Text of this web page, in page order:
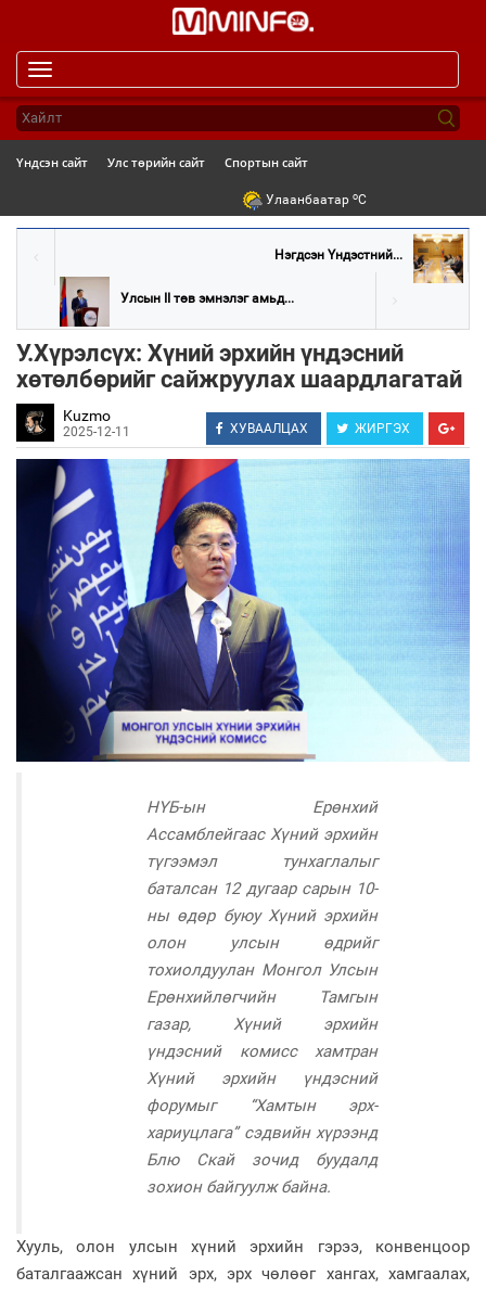
navigation
Үндсэн сайт Улс төрийн сайт Спортын сайт
Улаанбаатар oC
Нэгдсэн Үндэстний...
Улсын II төв эмнэлэг амьд...
У.Хүрэлсүх: Хүний эрхийн үндэсний
хөтөлбөрийг сайжруулах шаардлагатай
Kuzmo
2025-12-11 ХУВААЛЦАХ ЖИРГЭХ
НҮБ-ын Ерөнхий
Ассамблейгаас Хүний эрхийн
түгээмэл тунхаглалыг
баталсан 12 дугаар сарын 10-
ны өдөр буюу Хүний эрхийн
олон улсын өдрийг
тохиолдуулан Монгол Улсын
Ерөнхийлөгчийн Тамгын
газар, Хүний эрхийн
үндэсний комисс хамтран
Хүний эрхийн үндэсний
форумыг “Хамтын эрх-
хариуцлага” сэдвийн хүрээнд
Блю Скай зочид буудалд
зохион байгуулж байна.
Хууль, олон улсын хүний эрхийн гэрээ, конвенцоор
баталгаажсан хүний эрх, эрх чөлөөг хангах, хамгаалах,